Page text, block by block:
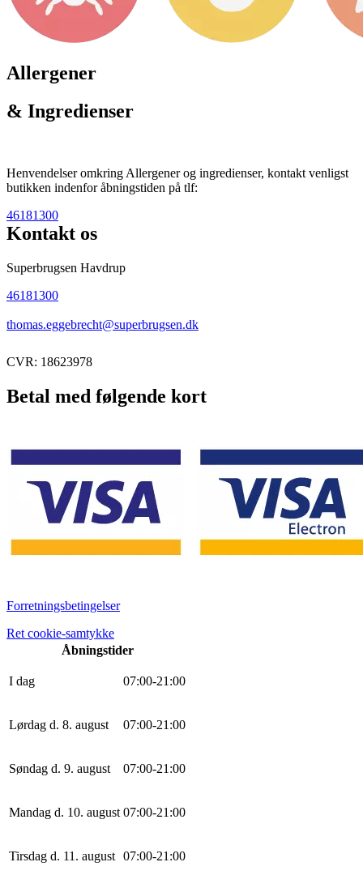
Allergener
& Ingredienser
Henvendelser omkring Allergener og ingredienser, kontakt venligst
butikken indenfor åbningstiden på tlf:
46181300
Kontakt os
Superbrugsen Havdrup
46181300
thomas.eggebrecht@superbrugsen.dk
CVR: 18623978
Betal med følgende kort
Forretningsbetingelser
Ret cookie-samtykke
Åbningstider
I dag 07:00-21 :00
Lørdag d. 8. august 07:00-21 :00
Søndag d. 9. august 07:00-21 :00
Mandag d. 10. august 07:00-21 :00
Tirsdag d. 11. august 07:00-21 :00